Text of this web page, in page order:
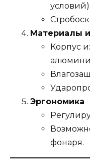
условий).
Материалы
Корпус
Эргономика
фонаря.